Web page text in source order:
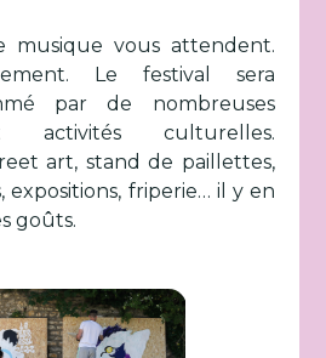
vous attendent.
Le festival sera
par de nombreuses
activités culturelles.
art, stand de paillettes,
expositions, friperie… il y en
goûts.